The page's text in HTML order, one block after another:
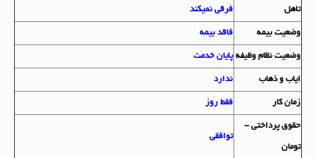
تاهل فرقی نمیکند
وضعيت بيمه فاقد بیمه
وضعيت نظام وظيفه پایان خدمت
اياب و ذهاب ندارد
زمان کار فقط روز
حقوق پرداختي -
تومان
توافقی